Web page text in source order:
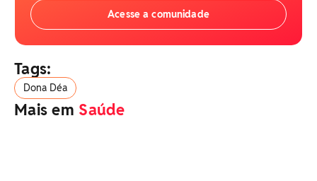
Acesse a comunidade
Tags:
Dona Déa
Mais em Saúde